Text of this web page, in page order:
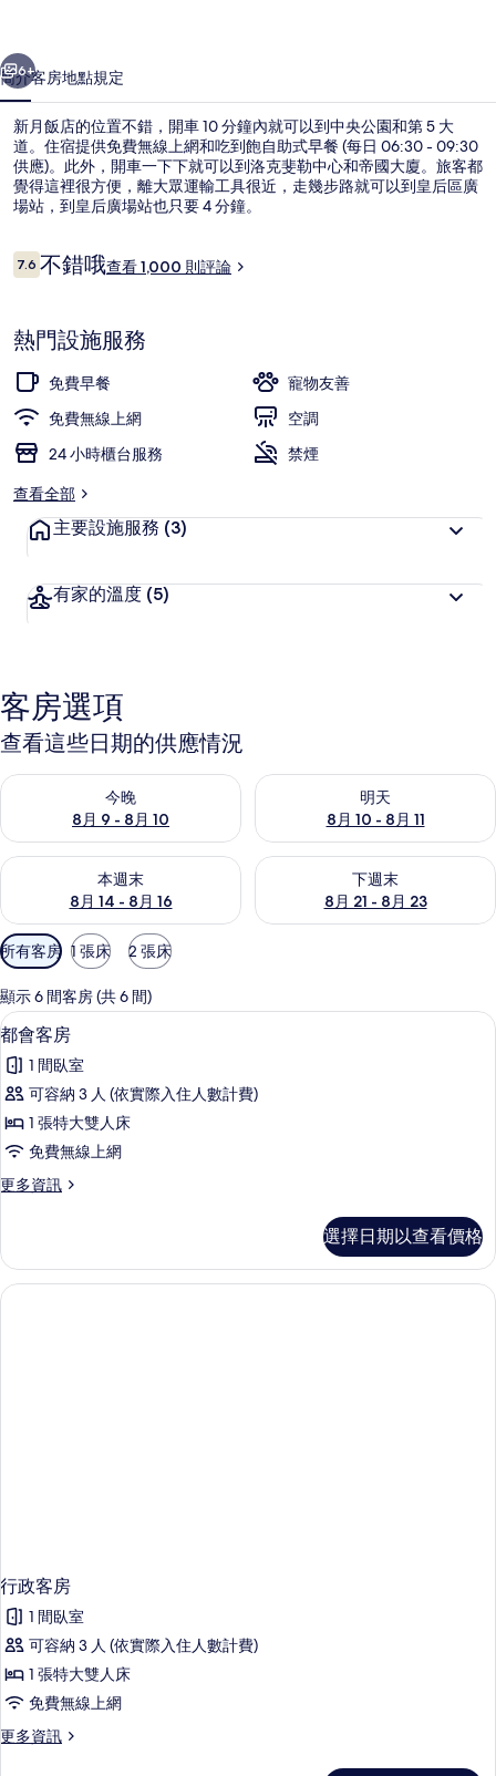
集
個
6+
簡介客房地點規定
新月飯店的位置不錯，開車 10 分鐘內就可以到中央公園和第 5 大
道。住宿提供免費無線上網和吃到飽自助式早餐 (每日 06:30 - 09:30
供應)。此外，開車一下下就可以到洛克斐勒中心和帝國大廈。旅客都
覺得這裡很方便，離大眾運輸工具很近，走幾步路就可以到皇后區廣
場站，到皇后廣場站也只要 4 分鐘。
評
論
7.67.6 分，滿分 10 分，
不錯哦查看 1,000 則評論
熱門設施服務
免費早餐
寵物友善
免費無線上網
空調
24 小時櫃台服務
禁煙
查看全部
主要設施服務 (3)
有家的溫度 (5)
客房選項
查看這些日期的供應情況
今晚
8月 9 - 8月 10
查看今晚 (8月 9 - 8月 10) 的供應情況
明天
8月 10 - 8月 11
查看明天 (8月 10 - 8月 11) 的
本週末
8月 14 - 8月 16
查看本週末 (8月 14 - 8月 16) 的供應情況
下週末
8月 21 - 8月 23
查看下週末 (8月 21 - 8月 23)
可
用
的
客
房
篩
選
條
所有客房 1 張床 2 張床
顯示 6 間客房 (共 6 間)
顯
示
都
會
客
的
有
相
都會客房 | 書桌、筆電工作空間、免
3
都會客房
1 間臥室
可容納 3 人 (依實際入住人數計費)
1 張特大雙人床
免費無線上網
更多資訊
更
客
房
的
選擇日期以查看價格
行政客房
1 間臥室
可容納 3 人 (依實際入住人數計費)
1 張特大雙人床
免費無線上網
更多資訊
更